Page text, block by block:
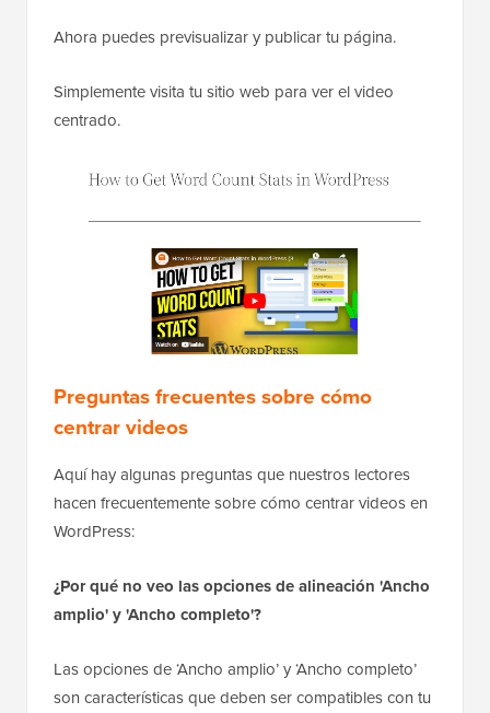
Ahora puedes previsualizar y publicar tu página.
Simplemente visita tu sitio web para ver el video
centrado.
Preguntas frecuentes sobre cómo
centrar videos
Aquí hay algunas preguntas que nuestros lectores
hacen frecuentemente sobre cómo centrar videos en
WordPress:
¿Por qué no veo las opciones de alineación 'Ancho
amplio' y 'Ancho completo'?
Las opciones de ‘Ancho amplio’ y ‘Ancho completo’
son características que deben ser compatibles con tu